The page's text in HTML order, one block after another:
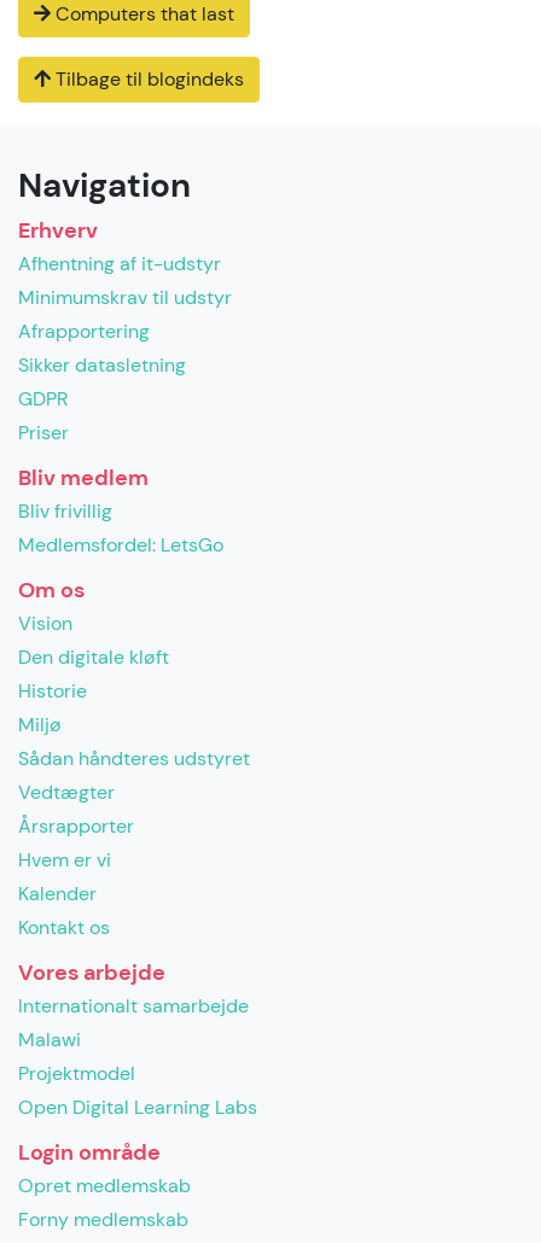
Computers that last
Tilbage til blogindeks
Navigation
Erhverv
Afhentning af it-udstyr
Minimumskrav til udstyr
Afrapportering
Sikker datasletning
GDPR
Priser
Bliv medlem
Bliv frivillig
Medlemsfordel: LetsGo
Om os
Vision
Den digitale kløft
Historie
Miljø
Sådan håndteres udstyret
Vedtægter
Årsrapporter
Hvem er vi
Kalender
Kontakt os
Vores arbejde
Internationalt samarbejde
Malawi
Projektmodel
Open Digital Learning Labs
Login område
Opret medlemskab
Forny medlemskab